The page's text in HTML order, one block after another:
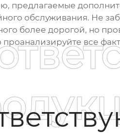
предлагаемые
обслуживания. Не
более дорогой, но
проанализируйте все